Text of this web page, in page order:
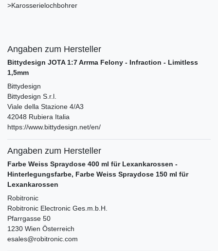
>Karosserielochbohrer
Angaben zum Hersteller
Bittydesign JOTA 1:7 Arrma Felony - Infraction - Limitless
1,5mm
Bittydesign
Bittydesign S.r.l.
Viale della Stazione 4/A3
42048 Rubiera Italia
https://www.bittydesign.net/en/
Angaben zum Hersteller
Farbe Weiss Spraydose 400 ml für Lexankarossen -
Hinterlegungsfarbe, Farbe Weiss Spraydose 150 ml für
Lexankarossen
Robitronic
Robitronic Electronic Ges.m.b.H.
Pfarrgasse 50
1230 Wien Österreich
esales@robitronic.com